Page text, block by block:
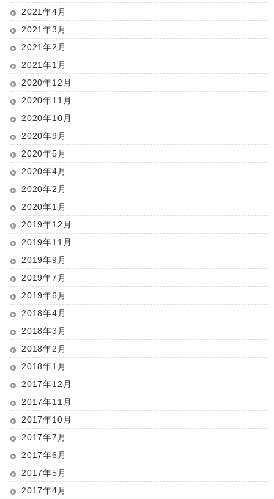
2021年4月
2021年3月
2021年2月
2021年1月
2020年12月
2020年11月
2020年10月
2020年9月
2020年5月
2020年4月
2020年2月
2020年1月
2019年12月
2019年11月
2019年9月
2019年7月
2019年6月
2018年4月
2018年3月
2018年2月
2018年1月
2017年12月
2017年11月
2017年10月
2017年7月
2017年6月
2017年5月
2017年4月